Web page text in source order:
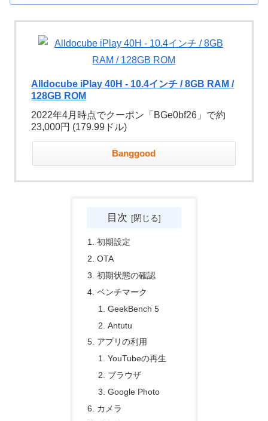
Alldocube iPlay 40H - 10.4インチ / 8GB RAM /
128GB ROM
2022年4月時点でクーポン「BGe0bf26」で約
23,000円 (179.99ドル)
Banggood
目次
初期設定
OTA
初期状態の確認
ベンチマーク
GeekBench 5
Antutu
アプリの利用
YouTubeの再生
ブラウザ
Google Photo
カメラ